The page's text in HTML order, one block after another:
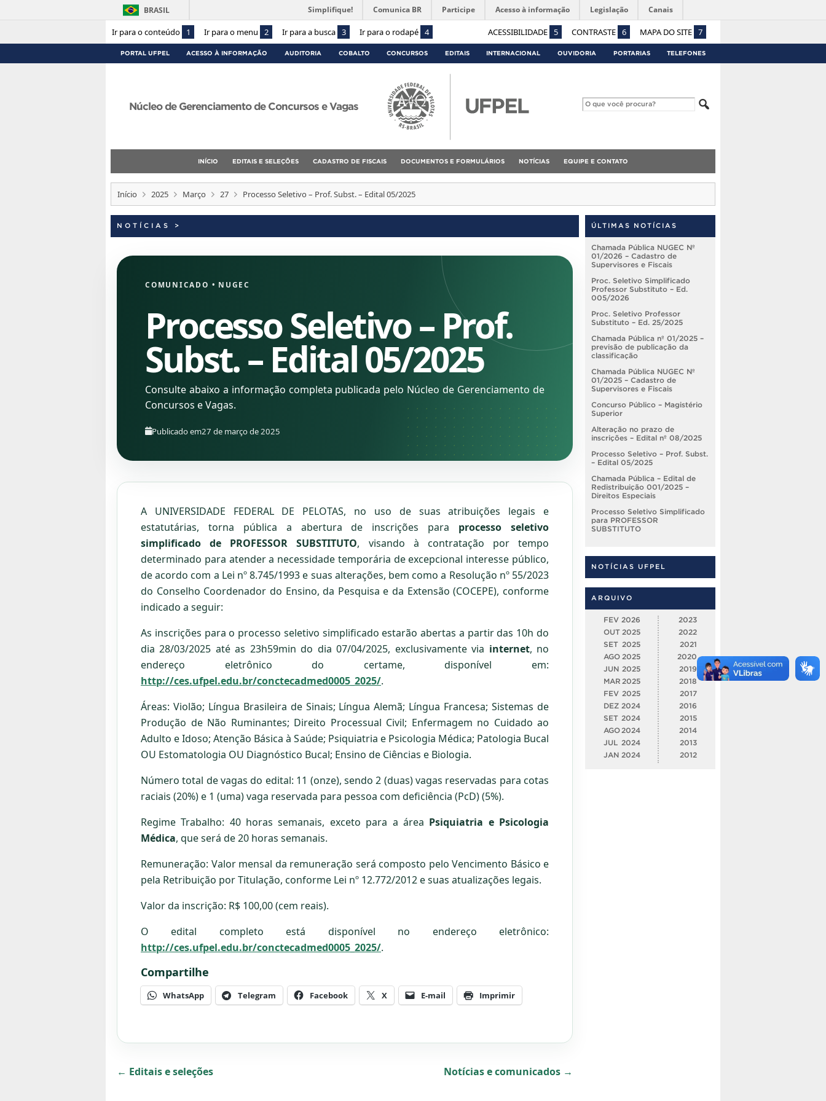
Ir para o conteúdo 1 Ir para o menu 2 Ir para a busca 3 Ir para o rodapé 4 ACESSIBILIDADE 5 CONTRASTE 6 MAPA DO SITE 7
BRASIL Simplifique! Comunica BR Participe Acesso à informação Legislação Canais
PORTAL UFPEL ACESSO À INFORMAÇÃO AUDITORIA COBALTO CONCURSOS EDITAIS INTERNACIONAL OUVIDORIA PORTARIAS TELEFONES
Núcleo de Gerenciamento de Concursos e Vagas
INÍCIO EDITAIS E SELEÇÕES CADASTRO DE FISCAIS DOCUMENTOS E FORMULÁRIOS NOTÍCIAS EQUIPE E CONTATO
Início 2025 Março 27 Processo Seletivo – Prof. Subst. – Edital 05/2025
NOTÍCIAS >
COMUNICADO • NUGEC
Processo Seletivo – Prof.
Subst. – Edital 05/2025
Consulte abaixo a informação completa publicada pelo Núcleo de Gerenciamento de
Concursos e Vagas.
Publicado em27 de março de 2025
A UNIVERSIDADE FEDERAL DE PELOTAS, no uso de suas atribuições legais e
estatutárias, torna pública a abertura de inscrições para processo seletivo
simplificado de PROFESSOR SUBSTITUTO, visando à contratação por tempo
determinado para atender a necessidade temporária de excepcional interesse público,
de acordo com a Lei nº 8.745/1993 e suas alterações, bem como a Resolução nº 55/2023
do Conselho Coordenador do Ensino, da Pesquisa e da Extensão (COCEPE), conforme
indicado a seguir:
As inscrições para o processo seletivo simplificado estarão abertas a partir das 10h do
dia 28/03/2025 até as 23h59min do dia 07/04/2025, exclusivamente via internet, no
endereço eletrônico do certame, disponível em:
http://ces.ufpel.edu.br/conctecadmed0005_2025/.
Áreas: Violão; Língua Brasileira de Sinais; Língua Alemã; Língua Francesa; Sistemas de
Produção de Não Ruminantes; Direito Processual Civil; Enfermagem no Cuidado ao
Adulto e Idoso; Atenção Básica à Saúde; Psiquiatria e Psicologia Médica; Patologia Bucal
OU Estomatologia OU Diagnóstico Bucal; Ensino de Ciências e Biologia.
Número total de vagas do edital: 11 (onze), sendo 2 (duas) vagas reservadas para cotas
raciais (20%) e 1 (uma) vaga reservada para pessoa com deficiência (PcD) (5%).
Regime Trabalho: 40 horas semanais, exceto para a área Psiquiatria e Psicologia
Médica, que será de 20 horas semanais.
Remuneração: Valor mensal da remuneração será composto pelo Vencimento Básico e
pela Retribuição por Titulação, conforme Lei nº 12.772/2012 e suas atualizações legais.
Valor da inscrição: R$ 100,00 (cem reais).
O edital completo está disponível no endereço eletrônico:
http://ces.ufpel.edu.br/conctecadmed0005_2025/.
Compartilhe
WhatsApp Telegram Facebook X E-mail Imprimir
← Editais e seleções Notícias e comunicados →
ÚLTIMAS NOTÍCIAS
Chamada Pública NUGEC Nº
01/2026 – Cadastro de
Supervisores e Fiscais
Proc. Seletivo Simplificado
Professor Substituto – Ed.
005/2026
Proc. Seletivo Professor
Substituto – Ed. 25/2025
Chamada Pública nº 01/2025 –
previsão de publicação da
classificação
Chamada Pública NUGEC Nº
01/2025 – Cadastro de
Supervisores e Fiscais
Concurso Público – Magistério
Superior
Alteração no prazo de
inscrições – Edital nº 08/2025
Processo Seletivo – Prof. Subst.
– Edital 05/2025
Chamada Pública – Edital de
Redistribuição 001/2025 –
Direitos Especiais
Processo Seletivo Simplificado
para PROFESSOR
SUBSTITUTO
NOTÍCIAS UFPEL
ARQUIVO
FEV 2026
OUT 2025
SET 2025
AGO 2025
JUN 2025
MAR 2025
FEV 2025
DEZ 2024
SET 2024
AGO 2024
JUL 2024
JAN 2024
2023
2022
2021
2020
2019
2018
2017
2016
2015
2014
2013
2012